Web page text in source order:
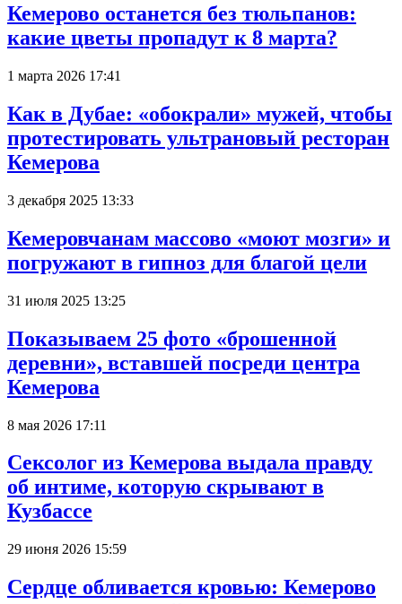
Кемерово останется без тюльпанов:
какие цветы пропадут к 8 марта?
1 марта 2026 17:41
Как в Дубае: «обокрали» мужей, чтобы
протестировать ультрановый ресторан
Кемерова
3 декабря 2025 13:33
Кемеровчанам массово «моют мозги» и
погружают в гипноз для благой цели
31 июля 2025 13:25
Показываем 25 фото «брошенной
деревни», вставшей посреди центра
Кемерова
8 мая 2026 17:11
Сексолог из Кемерова выдала правду
об интиме, которую скрывают в
Кузбассе
29 июня 2026 15:59
Сердце обливается кровью: Кемерово